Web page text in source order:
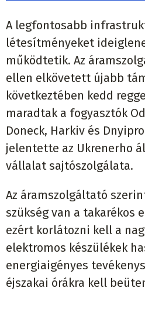
A legfontosabb
létesítményeket
működtetik. Az
ellen elkövetett újabb
következtében kedd
maradtak a fogyasztók
Doneck, Harkiv és
jelentette az Ukrenerho
vállalat sajtószolgálata.
Az áramszolgáltató
szükség van a takarékos
ezért korlátozni kell a
elektromos készülékek
energiaigényes
éjszakai órákra kell